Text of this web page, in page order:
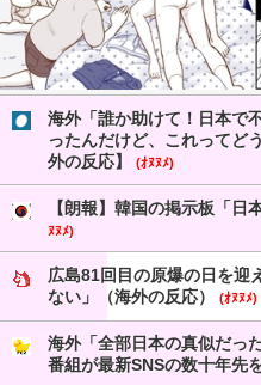
海外「誰か助けて！日本で
ったんだけど、これってど
外の反応】
(ｵﾇﾇﾒ)
【朗報】韓国の掲示板「日
ﾇﾇﾒ)
広島81回目の原爆の日を
ない」（海外の反応）
(ｵﾇﾇﾒ)
海外「全部日本の真似だっ
番組が最新SNSの数十年先